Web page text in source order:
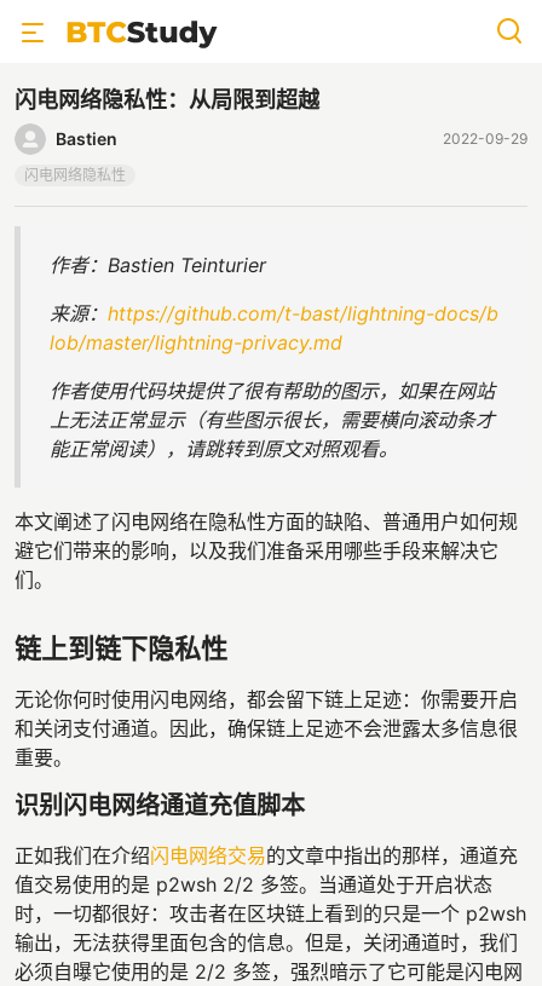
闪电网络隐私性：从局限到超越
Bastien
2022-09-29
闪电网络隐私性
作者：Bastien Teinturier
来源： https://github.com/t-bast/lightning-docs/b
lob/master/lightning-privacy.md
作者使用代码块提供了很有帮助的图示，如果在网站
上无法正常显示（有些图示很长，需要横向滚动条才
能正常阅读），请跳转到原文对照观看。
本文阐述了闪电网络在隐私性方面的缺陷、普通用户如何规
避它们带来的影响，以及我们准备采用哪些手段来解决它
们。
链上到链下隐私性
无论你何时使用闪电网络，都会留下链上足迹：你需要开启
和关闭支付通道。因此，确保链上足迹不会泄露太多信息很
重要。
识别闪电网络通道充值脚本
正如我们在介绍闪电网络交易的文章中指出的那样，通道充
值交易使用的是 p2wsh 2/2 多签。当通道处于开启状态
时，一切都很好：攻击者在区块链上看到的只是一个 p2wsh
输出，无法获得里面包含的信息。但是，关闭通道时，我们
必须自曝它使用的是 2/2 多签，强烈暗示了它可能是闪电网